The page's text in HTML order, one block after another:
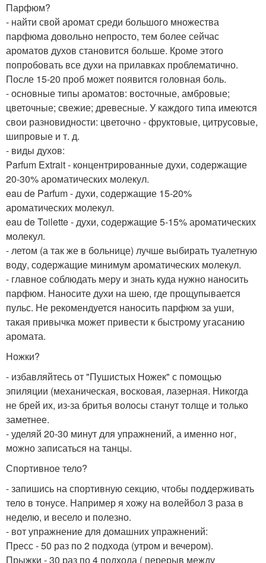
Парфюм?
- найти свой аромат среди большого множества
парфюма довольно непросто, тем более сейчас
ароматов духов становится больше. Кроме этого
попробовать все духи на прилавках проблематично.
После 15-20 проб может появится головная боль.
- основные типы ароматов: восточные, амбровые;
цветочные; свежие; древесные. У каждого типа имеются
свои разновидности: цветочно - фруктовые, цитрусовые,
шипровые и т. д.
- виды духов:
Parfum Extrait - концентрированные духи, содержащие
20-30% ароматических молекул.
eau de Parfum - духи, содержащие 15-20%
ароматических молекул.
eau de Toilette - духи, содержащие 5-15% ароматических
молекул.
- летом (а так же в больнице) лучше выбирать туалетную
воду, содержащие минимум ароматических молекул.
- главное соблюдать меру и знать куда нужно наносить
парфюм. Наносите духи на шею, где прощупывается
пульс. Не рекомендуется наносить парфюм за уши,
такая привычка может привести к быстрому угасанию
аромата.
Ножки?
- избавляйтесь от "Пушистых Ножек" с помощью
эпиляции (механическая, восковая, лазерная. Никогда
не брей их, из-за бритья волосы станут толще и только
заметнее.
- уделяй 20-30 минут для упражнений, а именно ног,
можно записаться на танцы.
Спортивное тело?
- запишись на спортивную секцию, чтобы поддерживать
тело в тонусе. Например я хожу на волейбол 3 раза в
неделю, и весело и полезно.
- вот упражнение для домашних упражнений:
Пресс - 50 раз по 2 подхода (утром и вечером).
Прыжки - 30 раз по 4 подхода ( перерыв между